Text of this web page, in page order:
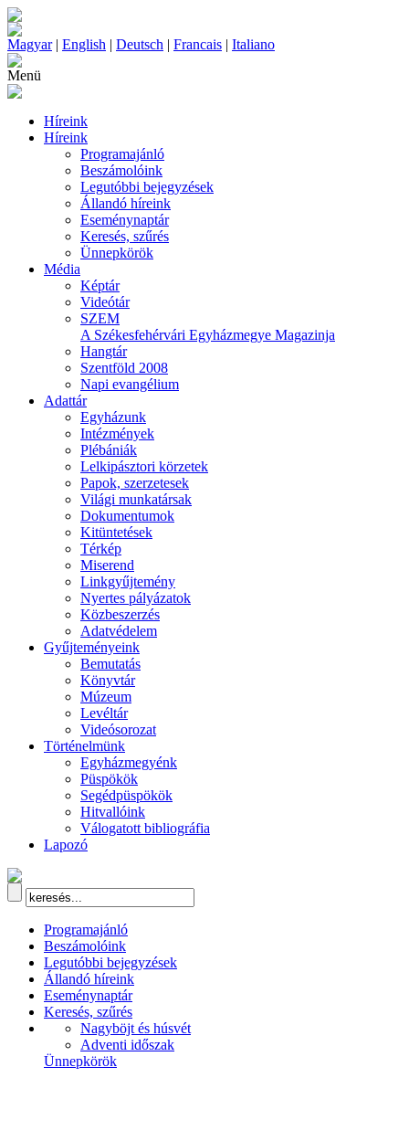
Magyar| English | Deutsch | Francais | Italiano
Menü
Híreink
Híreink
Programajánló
Beszámolóink
Legutóbbi bejegyzések
Állandó híreink
Eseménynaptár
Keresés, szűrés
Ünnepkörök
Média
Képtár
Videótár
SZEM
A Székesfehérvári Egyházmegye Magazinja
Hangtár
Szentföld 2008
Napi evangélium
Adattár
Egyházunk
Intézmények
Plébániák
Lelkipásztori körzetek
Papok, szerzetesek
Világi munkatársak
Dokumentumok
Kitüntetések
Térkép
Miserend
Linkgyűjtemény
Nyertes pályázatok
Közbeszerzés
Adatvédelem
Gyűjteményeink
Bemutatás
Könyvtár
Múzeum
Levéltár
Videósorozat
Történelmünk
Egyházmegyénk
Püspökök
Segédpüspökök
Hitvallóink
Válogatott bibliográfia
Lapozó
Programajánló
Beszámolóink
Legutóbbi bejegyzések
Állandó híreink
Eseménynaptár
Keresés, szűrés
Nagyböjt és húsvét
Adventi időszak
Ünnepkörök